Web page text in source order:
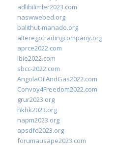
adlibilimler2023.com
naswwebed.org
balithut-manado.org
alteregotradingcompany.org
aprce2022.com
ibie2022.com
sbcc-2022.com
AngolaOilAndGas2022.com
Convoy4Freedom2022.com
grur2023.org
hkhk2023.org
napm2023.org
apsdfd2023.org
forumausape2023.com